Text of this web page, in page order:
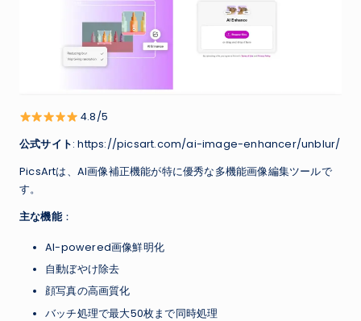
4.8/5
公式サイト: https://picsart.com/ai-image-enhancer/unblur/
PicsArtは、AI画像補正機能が特に優秀な多機能画像編集ツールで
す。
主な機能：
AI-powered画像鮮明化
自動ぼやけ除去
顔写真の高画質化
バッチ処理で最大50枚まで同時処理